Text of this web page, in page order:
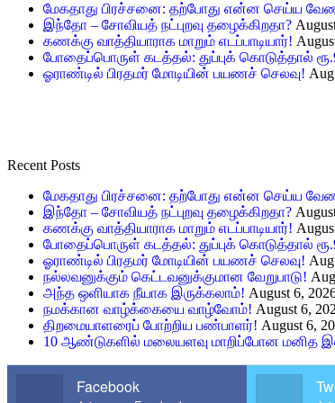
மேகதாது பிரச்சனை: தற்போது என்ன செய்ய
இந்தோ – சோவியத் நட்புறவு தழைக்கிறதா?
கணக்கு வாத்தியாராக மாறும் எடப்பாடியார்!
போதைப்பொருள் கடத்தல்: துப்புக் கொடுத்தால்
ஓராண்டில் பிரதமர் மோடியின் பயணச் செலவு!
Recent Posts
மேகதாது பிரச்சனை: தற்போது என்ன செய்ய
இந்தோ – சோவியத் நட்புறவு தழைக்கிறதா?
கணக்கு வாத்தியாராக மாறும் எடப்பாடியார்!
போதைப்பொருள் கடத்தல்: துப்புக் கொடுத்தால்
ஓராண்டில் பிரதமர் மோடியின் பயணச் செலவு!
நல்லவனுக்கும் கெட்டவனுக்குமான வேறுபாடு!
அந்த ஒளியாக நீயாக இருக்கலாம்! August 6,
நமக்கான வாழ்க்கையை வாழ்வோம்! August 6,
திறமையாளரைப் போற்றிய பண்பாளர்! August 6,
10 ஆண்டுகளில் மலையளவு மாறிப்போன மனித
Facebook